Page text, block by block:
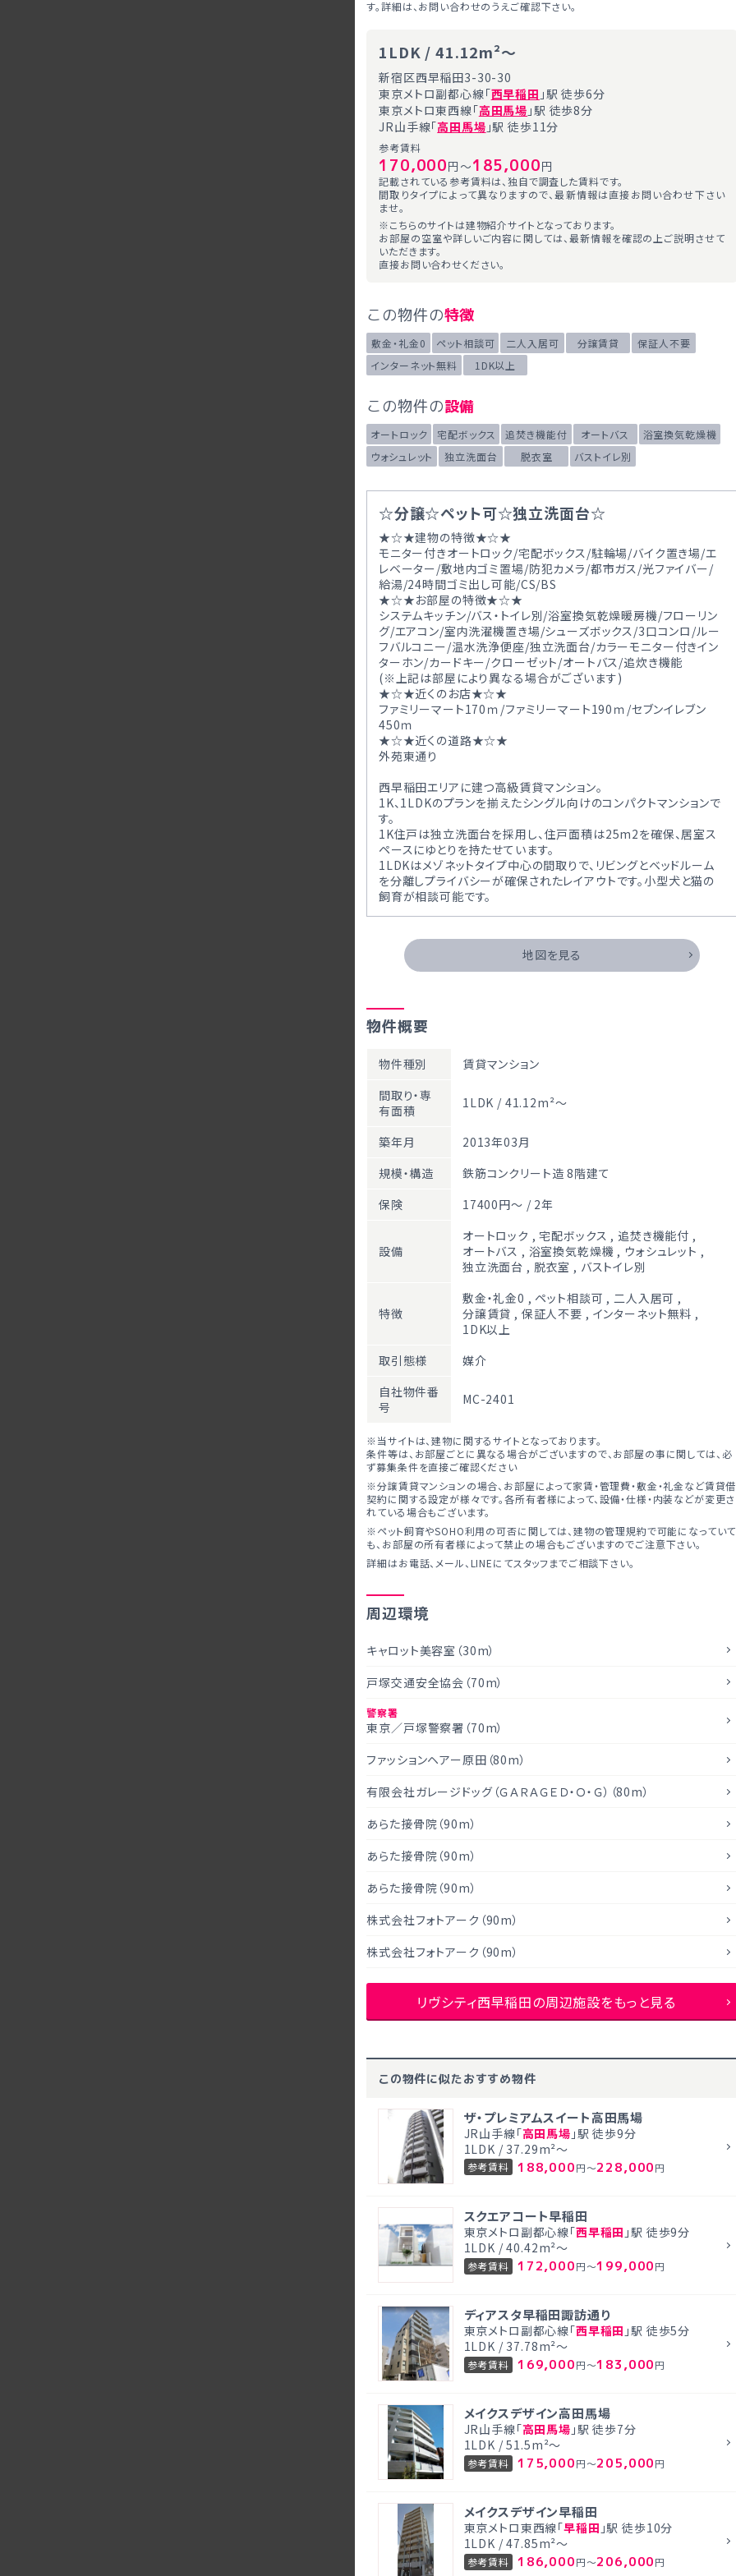
す。詳細は、お問い合わせのうえご確認下さい。
1LDK / 41.12m²～
新宿区西早稲田3-30-30
東京メトロ副都心線「西早稲田 」駅 徒歩6分
東京メトロ東西線「高田馬場 」駅 徒歩8分
JR山手線「高田馬場 」駅 徒歩11分
参考賃料
170,000円～185,000円
記載されている参考賃料は、独自で調査した賃料です。
間取りタイプによって異なりますので、最新情報は直接お問い合わせ下さい
ませ。
※こちらのサイトは建物紹介サイトとなっております。
お部屋の空室や詳しいご内容に関しては、最新情報を確認の上ご説明させて
いただきます。
直接お問い合わせください。
この物件の特徴
敷金・礼金0 ペット相談可 二人入居可 分譲賃貸
保証人不要
インターネット無料
1DK以上
この物件の設備
オートロック 宅配ボックス 追焚き機能付 オートバス
浴室換気乾燥機
ウォシュレット
独立洗面台 脱衣室 バストイレ別
☆分譲☆ペット可☆独立洗面台☆
★☆★建物の特徴★☆★
モニター付きオートロック/宅配ボックス/駐輪場/バイク置き場/エ
レベーター/敷地内ゴミ置場/防犯カメラ/都市ガス/光ファイバー/
給湯/24時間ゴミ出し可能/CS/BS
★☆★お部屋の特徴★☆★
システムキッチン/バス・トイレ別/浴室換気乾燥暖房機/フローリン
グ/エアコン/室内洗濯機置き場/シューズボックス/3口コンロ/ルー
フバルコニー/温水洗浄便座/独立洗面台/カラーモニター付きイン
ターホン/カードキー/クローゼット/オートバス/追炊き機能
(※上記は部屋により異なる場合がございます)
★☆★近くのお店★☆★
ファミリーマート170ｍ/ファミリーマート190ｍ/セブンイレブン
450ｍ
★☆★近くの道路★☆★
外苑東通り
西早稲田エリアに建つ高級賃貸マンション。
1K、1LDKのプランを揃えたシングル向けのコンパクトマンションで
す。
1K住戸は独立洗面台を採用し、住戸面積は25m2を確保、居室ス
ペースにゆとりを持たせています。
1LDKはメゾネットタイプ中心の間取りで、リビングとベッドルーム
を分離しプライバシーが確保されたレイアウトです。小型犬と猫の
飼育が相談可能です。
地図を見る
物件概要
物件種別
賃貸マンション
間取り・専
有面積
1LDK / 41.12m²～
築年月
2013年03月
規模・構造
鉄筋コンクリート造 8階建て
保険
17400円～ / 2年
設備
オートロック ,宅配ボックス , 追焚き機能付 ,
オートバス , 浴室換気乾燥機 , ウォシュレット ,
独立洗面台 , 脱衣室 , バストイレ別
特徴
敷金・礼金0 , ペット相談可 , 二人入居可 ,
分譲賃貸 , 保証人不要 , インターネット無料 ,
1DK以上
取引態様
媒介
自社物件番
号
MC-2401
※当サイトは、建物に関するサイトとなっております。
条件等は、お部屋ごとに異なる場合がございますので、お部屋の事に関しては、必
ず募集条件を直接ご確認ください
※分譲賃貸マンションの場合、お部屋によって家賃・管理費・敷金・礼金など賃貸借
契約に関する設定が様々です。各所有者様によって、設備・仕様・内装などが変更さ
れている場合もございます。
※ペット飼育やSOHO利用の可否に関しては、建物の管理規約で可能になっていて
も、お部屋の所有者様によって禁止の場合もございますのでご注意下さい。
詳細はお電話、メール、LINEにてスタッフまでご相談下さい。
周辺環境
キャロット美容室（30m）
戸塚交通安全協会（70m）
警察署
東京／戸塚警察署（70m）
ファッションヘアー原田（80m）
有限会社ガレージドッグ（ＧＡＲＡＧＥＤ・Ｏ・Ｇ）（80m）
あらた接骨院（90m）
あらた接骨院（90m）
あらた接骨院（90m）
株式会社フォトアーク（90m）
株式会社フォトアーク（90m）
リヴシティ西早稲田の周辺施設をもっと見る
この物件に似たおすすめ物件
ザ・プレミアムスイート高田馬場
JR山手線「高田馬場 」駅 徒歩9分
1LDK / 37.29m²～
参考賃料 188,000円～228,000円
スクエアコート早稲田
東京メトロ副都心線「西早稲田 」駅 徒歩9分
1LDK / 40.42m²～
参考賃料 172,000円～199,000円
ディアスタ早稲田諏訪通り
東京メトロ副都心線「西早稲田 」駅 徒歩5分
1LDK / 37.78m²～
参考賃料 169,000円～183,000円
メイクスデザイン高田馬場
JR山手線「高田馬場 」駅 徒歩7分
1LDK / 51.5m²～
参考賃料 175,000円～205,000円
メイクスデザイン早稲田
東京メトロ東西線「早稲田 」駅 徒歩10分
1LDK / 47.85m²～
参考賃料 186,000円～206,000円